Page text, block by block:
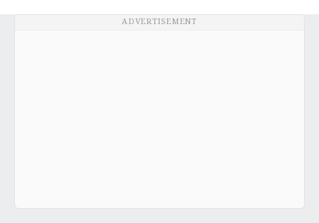
ADVERTISEMENT